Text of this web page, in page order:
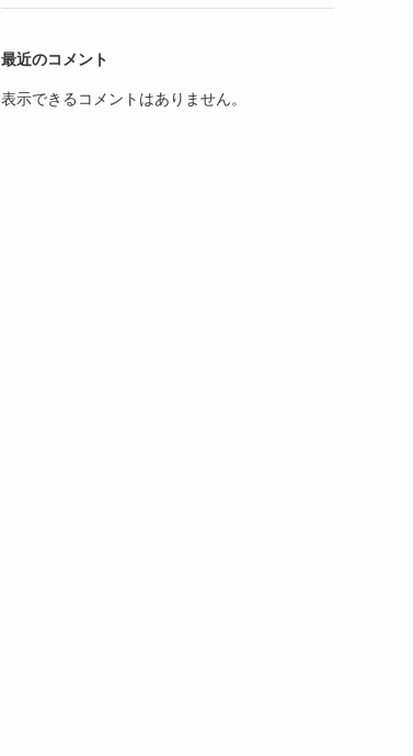
最近のコメント
表示できるコメントはありません。